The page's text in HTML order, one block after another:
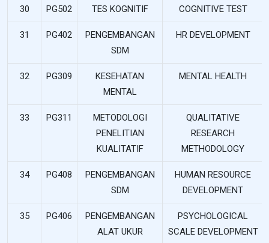
30 PG502 TES KOGNITIF COGNITIVE TEST
31 PG402
PENGEMBANGAN
SDM
HR DEVELOPMENT
32 PG309
KESEHATAN
MENTAL
MENTAL HEALTH
33 PG311
METODOLOGI
PENELITIAN
KUALITATIF
QUALITATIVE
RESEARCH
METHODOLOGY
34 PG408
PENGEMBANGAN
SDM
HUMAN RESOURCE
DEVELOPMENT
35 PG406
PENGEMBANGAN
ALAT UKUR
PSYCHOLOGICAL
SCALE DEVELOPMENT